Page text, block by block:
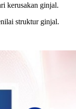
kerusakan ginjal.
struktur ginjal.